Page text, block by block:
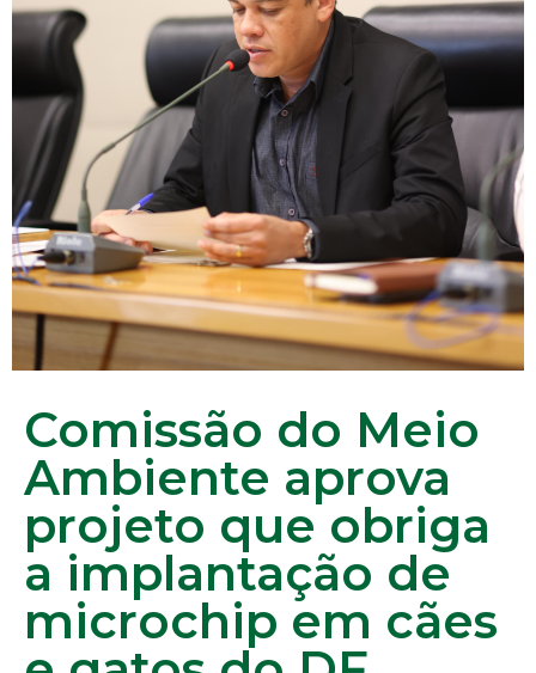
Comissão do Meio
Ambiente aprova
projeto que obriga
a implantação de
microchip em cães